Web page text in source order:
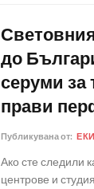
до
серуми за
прави
Публикувана от:
Ако сте следили
центрове и